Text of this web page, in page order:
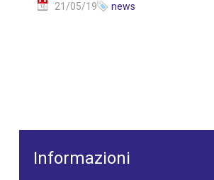
21/05/19 news
Informazioni